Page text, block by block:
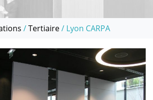
SAV ET RÉEMPLOI
RÉALISATIONS
ACTUALITÉS
/Tertiaire/ Lyon CARPA